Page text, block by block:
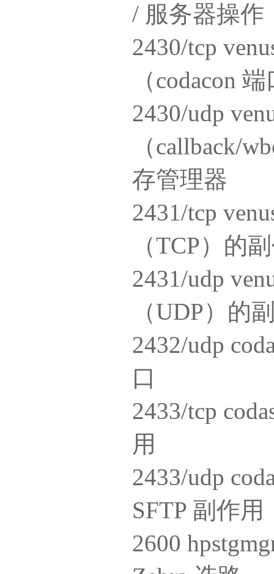
/ 服务器操作
2430/tcp
（codacon
2430/udp
（callback/
存管理器
2431/tcp
（TCP）的
2431/udp
（UDP）的
2432/udp
口
2433/tcp
用
2433/udp
SFTP 副作用
2600